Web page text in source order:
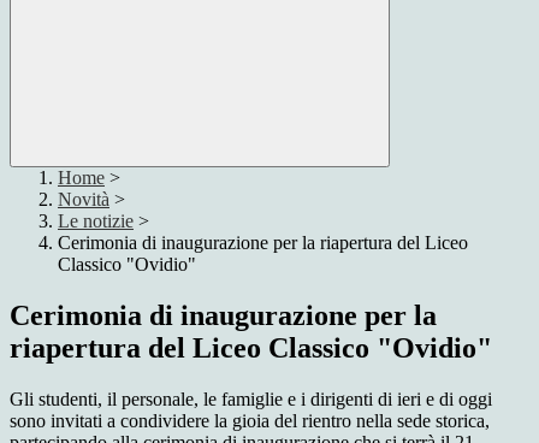
Home >
Novità >
Le notizie >
Cerimonia di inaugurazione per la riapertura del Liceo
Classico "Ovidio"
Cerimonia di inaugurazione per la
riapertura del Liceo Classico "Ovidio"
Gli studenti, il personale, le famiglie e i dirigenti di ieri e di oggi
sono invitati a condividere la gioia del rientro nella sede storica,